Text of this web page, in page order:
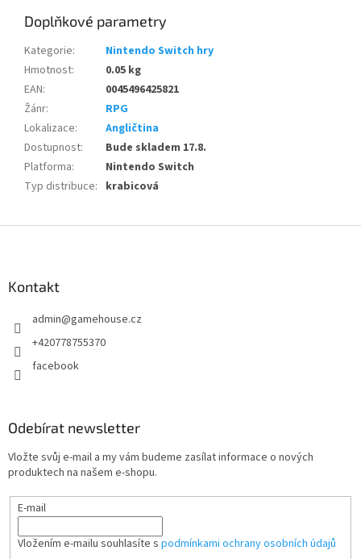
Doplňkové parametry
Kategorie:
Nintendo Switch hry
Hmotnost:
0.05 kg
EAN:
0045496425821
Žánr:
RPG
Lokalizace:
Angličtina
Dostupnost:
Bude skladem 17.8.
Platforma:
Nintendo Switch
Typ distribuce: krabicová
Kontakt
admin@gamehouse.cz
+420778755370
facebook
Odebírat newsletter
Vložte svůj e-mail a my vám budeme zasílat informace o nových
produktech na našem e-shopu.
E-mail
Vložením e-mailu souhlasíte s podmínkami ochrany osobních údajů